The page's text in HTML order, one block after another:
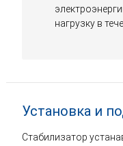
нагрузку в
Установка и
Стабилизатор